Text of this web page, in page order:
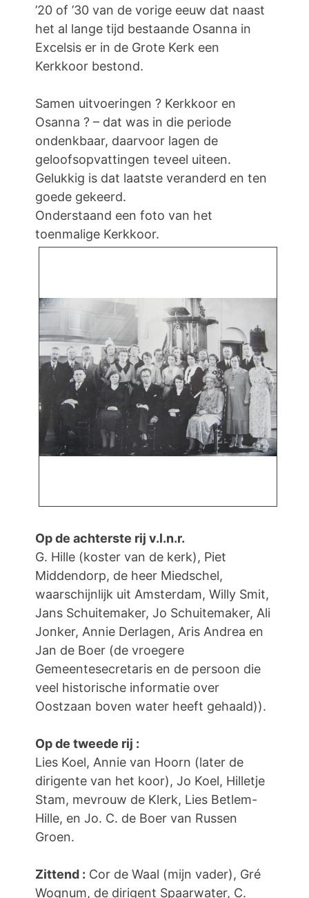
’20 of ’30 van de vorige eeuw dat naast
het al lange tijd bestaande Osanna in
Excelsis er in de Grote Kerk een
Kerkkoor bestond.
Samen uitvoeringen ? Kerkkoor en
Osanna ? – dat was in die periode
ondenkbaar, daarvoor lagen de
geloofsopvattingen teveel uiteen.
Gelukkig is dat laatste veranderd en ten
goede gekeerd.
Onderstaand een foto van het
toenmalige Kerkkoor.
Op de achterste rij v.l.n.r.
G. Hille (koster van de kerk), Piet
Middendorp, de heer Miedschel,
waarschijnlijk uit Amsterdam, Willy Smit,
Jans Schuitemaker, Jo Schuitemaker, Ali
Jonker, Annie Derlagen, Aris Andrea en
Jan de Boer (de vroegere
Gemeentesecretaris en de persoon die
veel historische informatie over
Oostzaan boven water heeft gehaald)).
Op de tweede rij :
Lies Koel, Annie van Hoorn (later de
dirigente van het koor), Jo Koel, Hilletje
Stam, mevrouw de Klerk, Lies Betlem-
Hille, en Jo. C. de Boer van Russen
Groen.
Zittend : Cor de Waal (mijn vader), Gré
Wognum, de dirigent Spaarwater, C.